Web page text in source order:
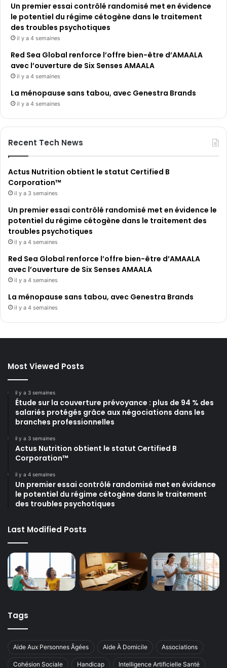
Un premier essai contrôlé randomisé met en évidence
le potentiel du régime cétogène dans le traitement
des troubles psychotiques
il y a 4 semaines
Red Sea Global renforce l’offre bien-être d’AMAALA
avec l’ouverture de Six Senses AMAALA
il y a 4 semaines
La ménopause sans tabou, avec Genestra Brands
il y a 4 semaines
Recent Tech News
Actus Nutrition obtient le statut Certified B
Corporation™
il y a 3 semaines
Un premier essai contrôlé randomisé met en évidence le
potentiel du régime cétogène dans le traitement des
troubles psychotiques
il y a 4 semaines
Red Sea Global renforce l’offre bien-être d’AMAALA
avec l’ouverture de Six Senses AMAALA
il y a 4 semaines
La ménopause sans tabou, avec Genestra Brands
il y a 4 semaines
Most Viewed Posts
il y a 3 semaines
Étude sur la couverture prévoyance : plus de 94 % des
salariés protégés grâce aux négociations dans les
branches professionnelles
il y a 3 semaines
Actus Nutrition obtient le statut Certified B
Corporation™
il y a 4 semaines
Un premier essai contrôlé randomisé met en évidence
le potentiel du régime cétogène dans le traitement
des troubles psychotiques
Last Modified Posts
Tags
Aide Aux Personnes Âgées Aide À Domicile Associations
Cohésion Sociale Handicap Intelligence Artificielle Santé